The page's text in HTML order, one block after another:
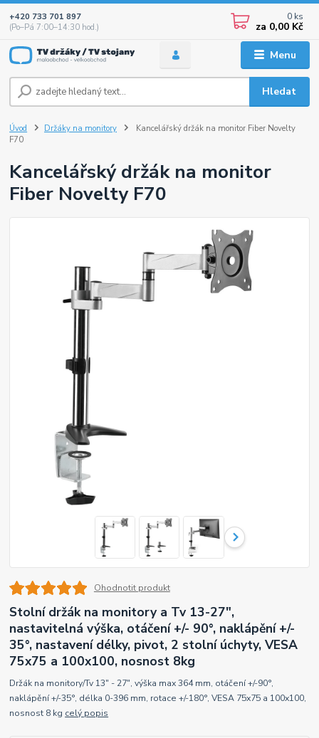
Menu
Hledat
+420 733 701 897
(Po–Pá 7:00–14:30 hod.)
0 ks
za 0,00 Kč
Úvod Držáky na monitory
Kancelářský držák na monitor Fiber Novelty
F70
Kancelářský držák na monitor
Fiber Novelty F70
Ohodnotit produkt
Stolní držák na monitory a Tv 13-27",
nastavitelná výška, otáčení +/- 90°, naklápění +/-
35°, nastavení délky, pivot, 2 stolní úchyty, VESA
75x75 a 100x100, nosnost 8kg
Držák na monitory/Tv 13" - 27", výška max 364 mm, otáčení +/-90°,
naklápění +/-35°, délka 0-396 mm, rotace +/-180°, VESA 75x75 a 100x100,
nosnost 8 kg celý popis